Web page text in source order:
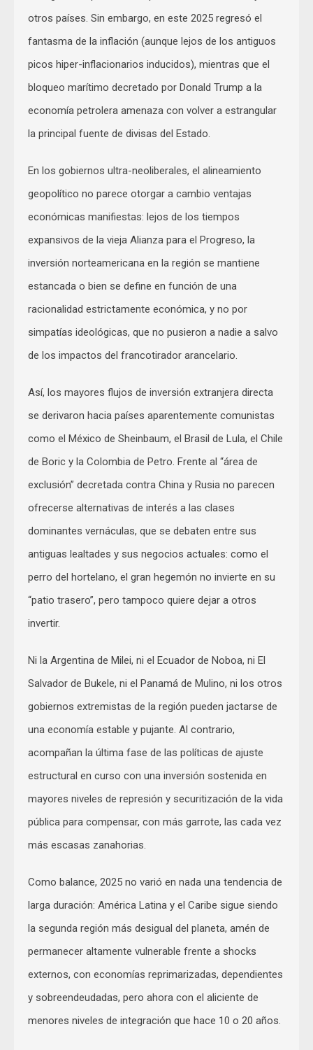
otros países. Sin embargo, en este 2025 regresó el
fantasma de la inflación (aunque lejos de los antiguos
picos hiper-inflacionarios inducidos), mientras que el
bloqueo marítimo decretado por Donald Trump a la
economía petrolera amenaza con volver a estrangular
la principal fuente de divisas del Estado.
En los gobiernos ultra-neoliberales, el alineamiento
geopolítico no parece otorgar a cambio ventajas
económicas manifiestas: lejos de los tiempos
expansivos de la vieja Alianza para el Progreso, la
inversión norteamericana en la región se mantiene
estancada o bien se define en función de una
racionalidad estrictamente económica, y no por
simpatías ideológicas, que no pusieron a nadie a salvo
de los impactos del francotirador arancelario.
Así, los mayores flujos de inversión extranjera directa
se derivaron hacia países aparentemente comunistas
como el México de Sheinbaum, el Brasil de Lula, el Chile
de Boric y la Colombia de Petro. Frente al “área de
exclusión” decretada contra China y Rusia no parecen
ofrecerse alternativas de interés a las clases
dominantes vernáculas, que se debaten entre sus
antiguas lealtades y sus negocios actuales: como el
perro del hortelano, el gran hegemón no invierte en su
“patio trasero”, pero tampoco quiere dejar a otros
invertir.
Ni la Argentina de Milei, ni el Ecuador de Noboa, ni El
Salvador de Bukele, ni el Panamá de Mulino, ni los otros
gobiernos extremistas de la región pueden jactarse de
una economía estable y pujante. Al contrario,
acompañan la última fase de las políticas de ajuste
estructural en curso con una inversión sostenida en
mayores niveles de represión y securitización de la vida
pública para compensar, con más garrote, las cada vez
más escasas zanahorias.
Como balance, 2025 no varió en nada una tendencia de
larga duración: América Latina y el Caribe sigue siendo
la segunda región más desigual del planeta, amén de
permanecer altamente vulnerable frente a shocks
externos, con economías reprimarizadas, dependientes
y sobreendeudadas, pero ahora con el aliciente de
menores niveles de integración que hace 10 o 20 años.